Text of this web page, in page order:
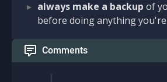
always make a backup of
before doing anything
Comments